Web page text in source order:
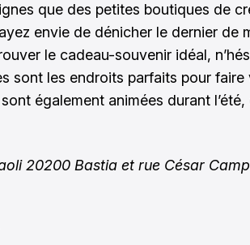
que des petites boutiques de
envie de dénicher le dernier de
le cadeau-souvenir idéal,
sont les endroits parfaits pour faire
également animées durant
20200 Bastia et rue César